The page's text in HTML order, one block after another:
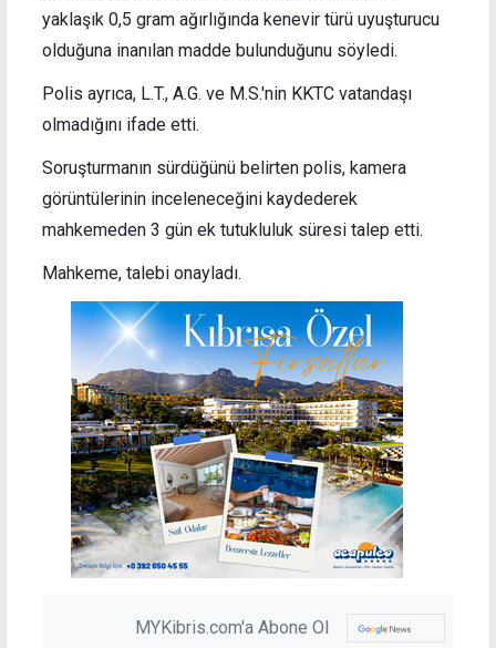
yaklaşık 0,5 gram ağırlığında kenevir türü uyuşturucu
olduğuna inanılan madde bulunduğunu söyledi.
Polis ayrıca, L.T., A.G. ve M.S.'nin KKTC vatandaşı
olmadığını ifade etti.
Soruşturmanın sürdüğünü belirten polis, kamera
görüntülerinin inceleneceğini kaydederek
mahkemeden 3 gün ek tutukluluk süresi talep etti.
Mahkeme, talebi onayladı.
MYKibris.com'a Abone Ol